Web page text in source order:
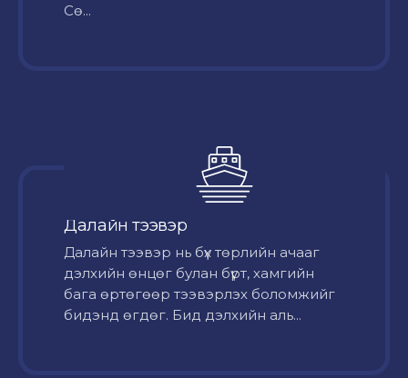
Сө...
Далайн тээвэр
Далайн тээвэр нь бүх төрлийн ачааг
дэлхийн өнцөг булан бүрт, хамгийн
бага өртөгөөр тээвэрлэх боломжийг
бидэнд өгдөг. Бид дэлхийн аль...